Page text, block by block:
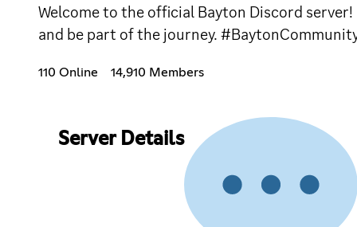
Welcome to the official Bayton Discord
and be part of the journey.
110 Online 14,910 Members
Server Details